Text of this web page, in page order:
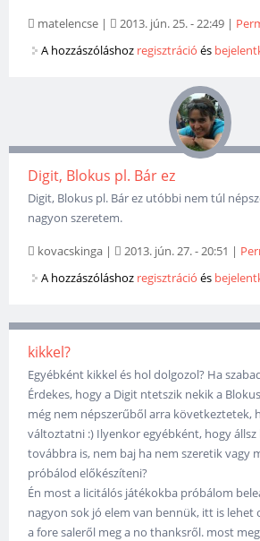
matelencse | 2013. jún. 25. - 22:49 |
A hozzászóláshoz regisztráció és
Digit, Blokus pl. Bár ez
Digit, Blokus pl. Bár ez utóbbi nem túl
nagyon szeretem.
kovacskinga | 2013. jún. 27. - 20:51 |
A hozzászóláshoz regisztráció és
kikkel?
Egyébként kikkel és hol dolgozol? Ha
Érdekes, hogy a Digit ntetszik nekik a
még nem népszerűből arra következtetek,
változtatni :) Ilyenkor egyébként, hogy állsz
továbbra is, nem baj ha nem szeretik vagy
próbálod előkészíteni?
Én most a licitálós játékokba próbálom
nagyon sok jó elem van bennük, itt is lehet
a fore saleről meg a no thanksről. most